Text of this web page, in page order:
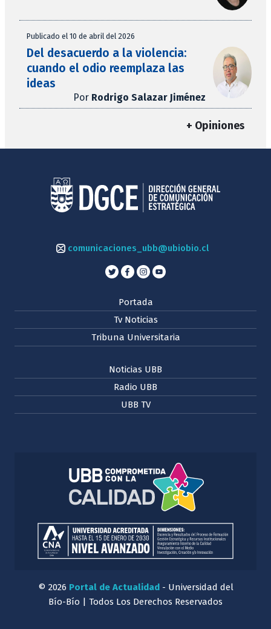
Publicado el 10 de abril del 2026
Del desacuerdo a la violencia:
cuando el odio reemplaza las
ideas
Por Rodrigo Salazar Jiménez
+ Opiniones
comunicaciones_ubb@ubiobio.cl
Portada
Tv Noticias
Tribuna Universitaria
Noticias UBB
Radio UBB
UBB TV
© 2026 Portal de Actualidad- Universidad del
Bío-Bío | Todos Los Derechos Reservados